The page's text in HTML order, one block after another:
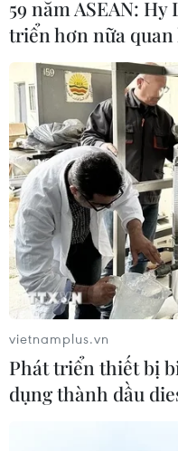
59 năm ASEAN:
triển hơn nữa quan
vietnamplus.vn
Phát triển thiết bị
dụng thành dầu